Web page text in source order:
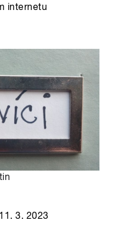
internetu
3. 2023